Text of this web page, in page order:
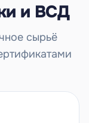
и ВСД
сырьё